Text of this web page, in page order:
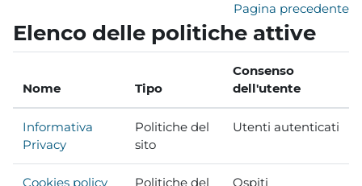
Pagina precedente
Elenco delle politiche attive
Nome Tipo
Consenso
dell'utente
Informativa
Privacy
Politiche del
sito
Utenti autenticati
Cookies policy
Politiche del
Ospiti